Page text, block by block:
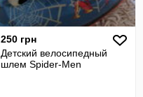
250 грн
Детский велосипедный
шлем Spider-Men